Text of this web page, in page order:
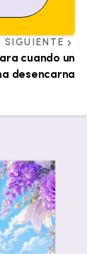
SIGUIENTE
cuando un
desencarna